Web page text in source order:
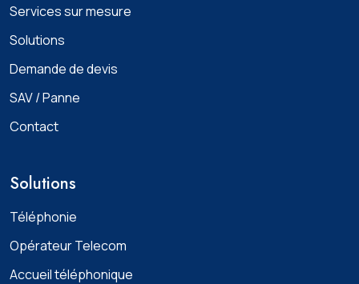
Services sur mesure
Solutions
Demande de devis
SAV / Panne
Contact
Solutions
Téléphonie
Opérateur Telecom
Accueil téléphonique